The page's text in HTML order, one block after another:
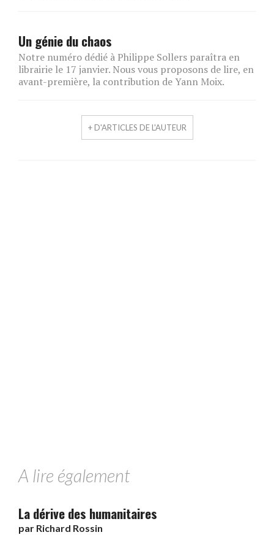
Un génie du chaos
Notre numéro dédié à Philippe Sollers paraîtra en
librairie le 17 janvier. Nous vous proposons de lire, en
avant-première, la contribution de Yann Moix.
+ D'ARTICLES DE L'AUTEUR
A lire également
La dérive des humanitaires
par Richard Rossin